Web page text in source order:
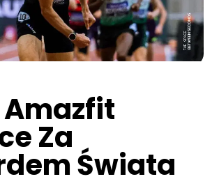
Amazfit
Za
Świata